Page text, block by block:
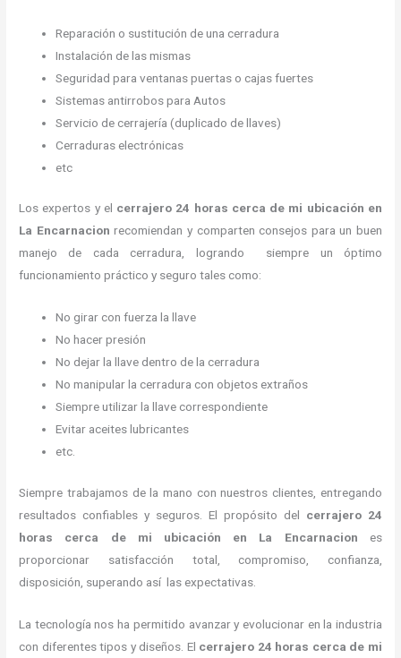
Reparación o sustitución de una cerradura
Instalación de las mismas
Seguridad para ventanas puertas o cajas fuertes
Sistemas antirrobos para Autos
Servicio de cerrajería (duplicado de llaves)
Cerraduras electrónicas
etc
Los expertos y el cerrajero 24 horas cerca de mi ubicación en
La Encarnacion recomiendan y comparten consejos para un buen
manejo de cada cerradura, logrando siempre un óptimo
funcionamiento práctico y seguro tales como:
No girar con fuerza la llave
No hacer presión
No dejar la llave dentro de la cerradura
No manipular la cerradura con objetos extraños
Siempre utilizar la llave correspondiente
Evitar aceites lubricantes
etc.
Siempre trabajamos de la mano con nuestros clientes, entregando
resultados confiables y seguros. El propósito del cerrajero 24
horas cerca de mi ubicación en La Encarnacion es
proporcionar satisfacción total, compromiso, confianza,
disposición, superando así las expectativas.
La tecnología nos ha permitido avanzar y evolucionar en la industria
con diferentes tipos y diseños. El cerrajero 24 horas cerca de mi